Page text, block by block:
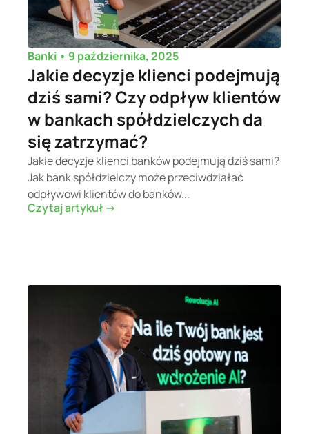
Banki • 9 października, 2025
Jakie decyzje klienci podejmują
dziś sami? Czy odpływ klientów
w bankach spółdzielczych da
się zatrzymać?
Jakie decyzje klienci banków podejmują dziś sami?
Jak bank spółdzielczy może przeciwdziałać
odpływowi klientów do banków...
Czytaj artykuł ->